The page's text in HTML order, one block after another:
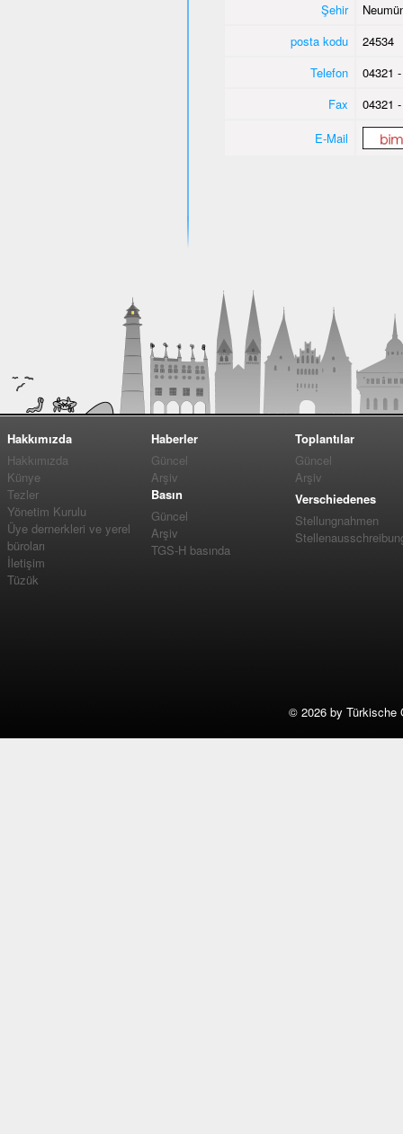
Şehir
posta kodu
24534
Telefon
04321
Fax
04321
E-Mail
Hakkımızda
Hakkımızda
Künye
Tezler
Yönetim Kurulu
Üye dernerkleri ve yerel
büroları
İletişim
Tüzük
Haberler
Güncel
Arşiv
Basın
Güncel
Arşiv
TGS-H basında
Toplantılar
Güncel
Arşiv
Verschiedenes
Stellungnahmen
© 2026 by Türkische